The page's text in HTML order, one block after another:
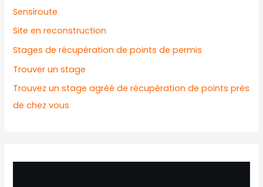
Sensiroute
Site en reconstruction
Stages de récupération de points de permis
Trouver un stage
Trouvez un stage agréé de récupération de points près
de chez vous